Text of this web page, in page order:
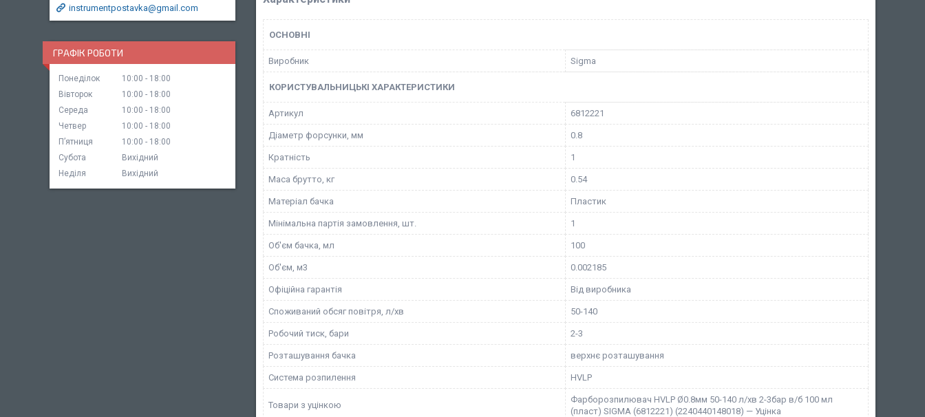
ОСНОВНІ
Виробник Sigma
КОРИСТУВАЛЬНИЦЬКІ ХАРАКТЕРИСТИКИ
Артикул 6812221
Діаметр форсунки, мм 0.8
Кратність 1
Маса брутто, кг 0.54
Матеріал бачка Пластик
Мінімальна партія замовлення, шт. 1
Об'єм бачка, мл 100
Об'єм, м3 0.002185
Офіційна гарантія Від виробника
Споживаний обсяг повітря, л/хв 50-140
Робочий тиск, бари 2-3
Розташування бачка верхнє розташування
Система розпилення HVLP
Товари з уцінкою
Фарборозпилювач HVLP Ø0.8мм 50-140 л/хв 2-3бар в/б 100 мл
(пласт) SIGMA (6812221) (2240440148018) — Уцінка
instrumentpostavka@gmail.com
ГРАФІК РОБОТИ
Понеділок 10:00
18:00
Вівторок
10:00
18:00
Середа
10:00
18:00
Четвер
10:00
18:00
Пʼятниця
10:00
18:00
Субота
Вихідний
Неділя
Вихідний